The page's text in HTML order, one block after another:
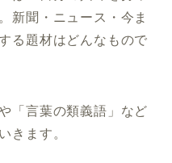
新聞・ニュース・今ま
る題材はどんなもので
「言葉の類義語」など
きます。